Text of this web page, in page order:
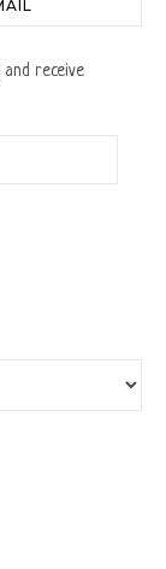
receive